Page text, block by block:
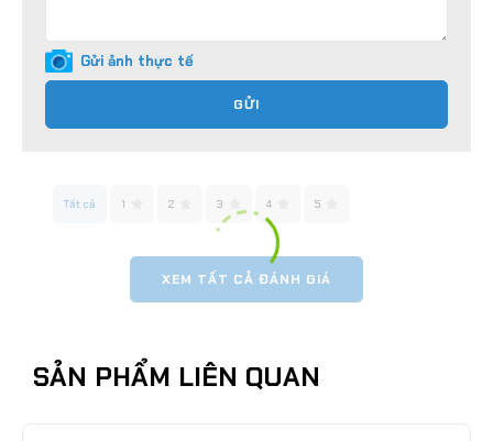
Gửi ảnh thực tế
GỬI
Tất cả 1 2 3 4 5
XEM TẤT CẢ ĐÁNH GIÁ
SẢN PHẨM LIÊN QUAN